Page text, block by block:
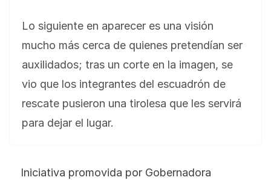
Lo siguiente en aparecer es una visión
mucho más cerca de quienes pretendían ser
auxilidados; tras un corte en la imagen, se
vio que los integrantes del escuadrón de
rescate pusieron una tirolesa que les servirá
para dejar el lugar.
Iniciativa promovida por Gobernadora